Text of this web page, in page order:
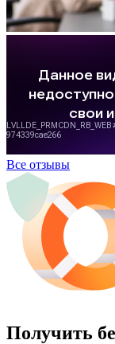
Все отзывы
Получить